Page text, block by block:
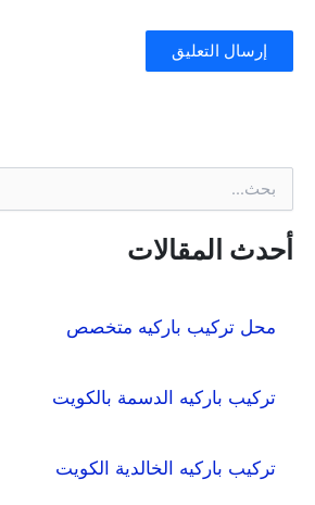
ح
ثأحدث المقالات
محل تركيب باركيه متخصص
تركيب باركيه الدسمة بالكويت
تركيب باركيه الخالدية الكويت